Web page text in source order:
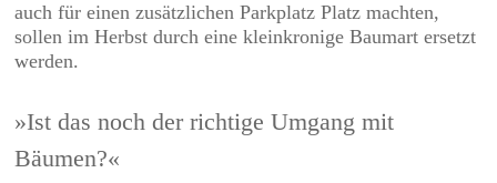
auch für einen zusätzlichen Parkplatz Platz machten,
sollen im Herbst durch eine kleinkronige Baumart ersetzt
werden.
»Ist das noch der richtige Umgang mit
Bäumen?«